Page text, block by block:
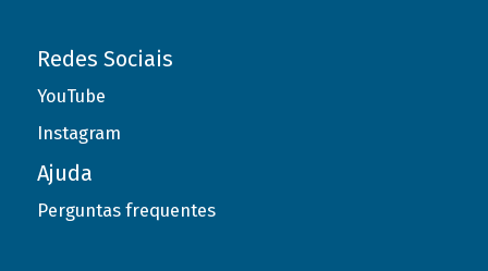
Redes Sociais
YouTube
Instagram
Ajuda
Perguntas frequentes